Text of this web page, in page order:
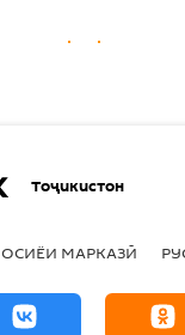
Тоҷикистон
ОСИЁИ МАРКАЗӢ